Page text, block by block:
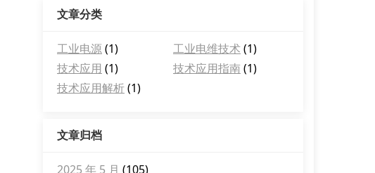
文章分类
工业电源(1) 工业电维技术(1)
技术应用 (1) 技术应用指南(1)
技术应用解析(1)
文章归档
2025 年 5 月 (105)